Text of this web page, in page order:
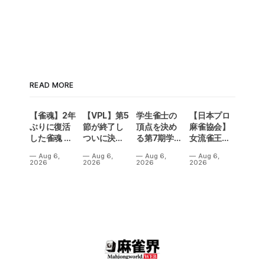
READ MORE
【雀魂】2年
ぶりに復活
した雀魂 企
予選出場企
Aug 6,
2026
【VPL】第5
節が終了し
ついに決勝
決定！Bリ
Aug 6,
2026
学生雀士の
頂点を決め
る第7期学生
場は3人麻雀
Aug 6,
2026
【日本プロ
麻雀協会】
女流雀王戦
節は、3トッ
Aug 6,
2026